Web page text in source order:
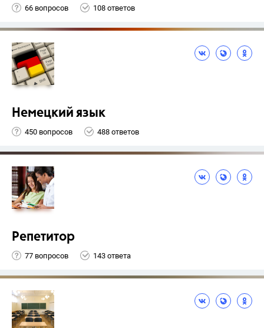
66 вопросов 108 ответов
Немецкий язык
450 вопросов 488 ответов
Репетитор
77 вопросов 143 ответа